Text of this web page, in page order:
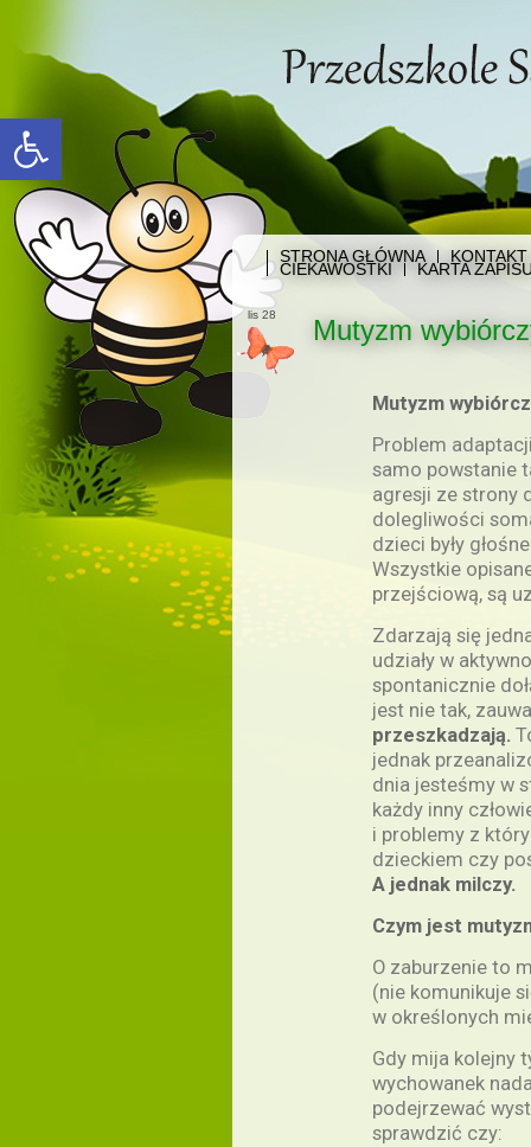
Open toolbar
STRONA GŁÓWNA
CIEKAWOSTKI KARTA
lis 28 Mutyzm
Mutyzm
Problem
samo powstanie
agresji ze strony
dolegliwości
dzieci były
Wszystkie
przejściową, są
Zdarzają się
udziały w
spontanicznie
jest nie tak,
przeszkadzają.
jednak
dnia jesteśmy w
każdy inny
i problemy z
dzieckiem czy
A jednak milczy.
Czym jest
O zaburzenie to
(nie komunikuje
w określonych
Gdy mija kolejny
wychowanek
podejrzewać
sprawdzić czy: